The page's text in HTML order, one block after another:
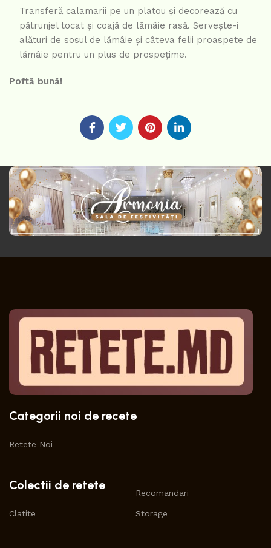
Transferă calamarii pe un platou și decorează cu
pătrunjel tocat și coajă de lămâie rasă. Servește-i
alături de sosul de lămâie și câteva felii proaspete de
lămâie pentru un plus de prospețime.
Poftă bună!
Categorii noi de recete
Retete Noi
Colectii de retete
Clatite
Recomandari
Storage